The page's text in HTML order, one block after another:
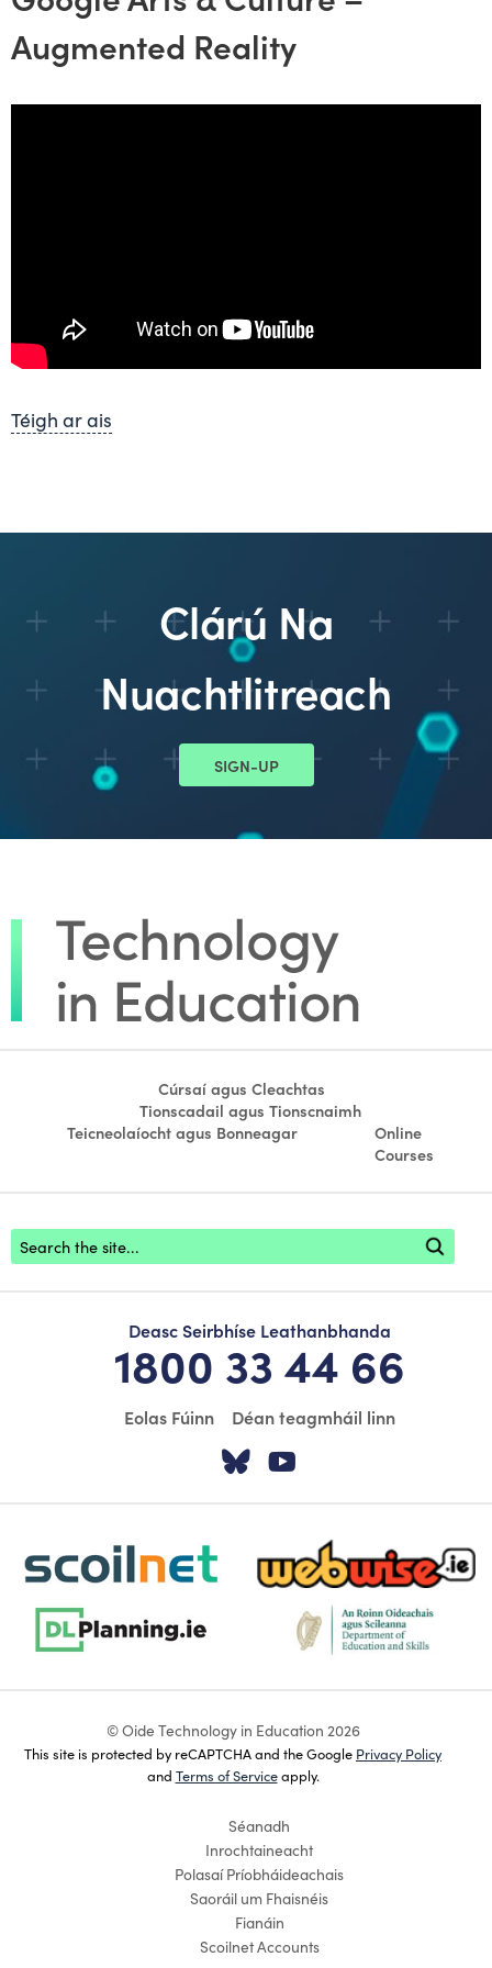
Augmented Reality
Téigh ar ais
Clárú Na
Nuachtlitreach
SIGN-UP
Cúrsaí agus Cleachtas
Tionscadail agus Tionscnaimh
Teicneolaíocht agus Bonneagar
Online
Courses
Footer search
Deasc Seirbhíse Leathanbhanda
1800 33 44 66
Eolas Fúinn Déan teagmháil linn
Tabhair cuairt ar
scoilnet-footer-logo3 webwise-logo-sticky
dlplanning-footer-logo-5 dept-education-footer-
© Oide Technology in Education 2026
This site is protected by reCAPTCHA and the Google Privacy Policy
and Terms of Serviceapply.
Séanadh
Inrochtaineacht
Polasaí Príobháideachais
Saoráil um Fhaisnéis
Fianáin
Scoilnet Accounts